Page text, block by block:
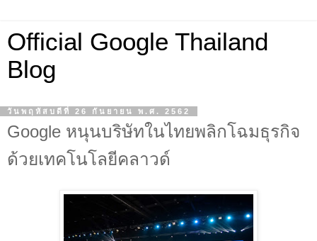
Official Google Thailand
Blog
วันพฤหัสบดีที่ 26 กันยายน พ.ศ. 2562
Google หนุนบริษัทในไทยพลิกโฉมธุรกิจ
ด้วยเทคโนโลยีคลาวด์